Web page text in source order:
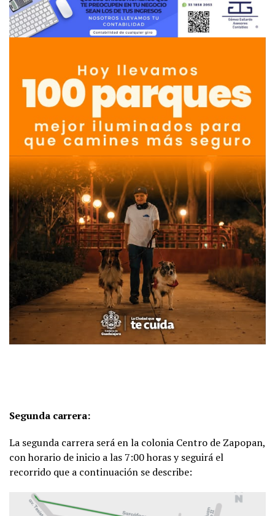
Segunda carrera:
La segunda carrera será en la colonia Centro de Zapopan,
con horario de inicio a las 7:00 horas y seguirá el
recorrido que a continuación se describe: